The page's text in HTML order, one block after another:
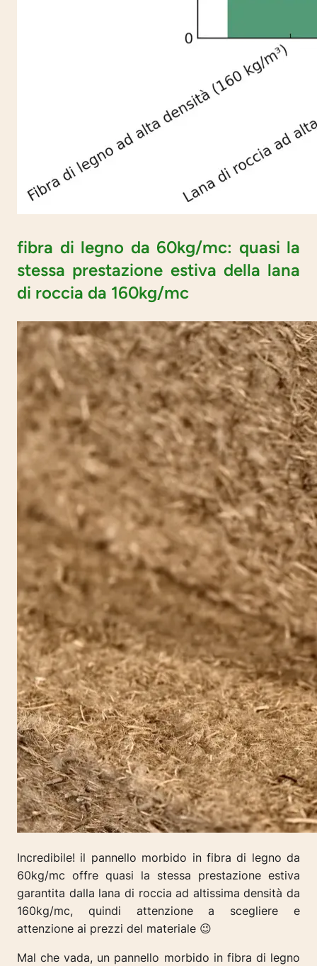
fibra di legno da 60kg/mc: quasi la
stessa prestazione estiva della lana
di roccia da 160kg/mc
Incredibile! il pannello morbido in fibra di legno da
60kg/mc offre quasi la stessa prestazione estiva
garantita dalla lana di roccia ad altissima densità da
160kg/mc, quindi attenzione a scegliere e
attenzione ai prezzi del materiale 😉
Mal che vada, un pannello morbido in fibra di legno